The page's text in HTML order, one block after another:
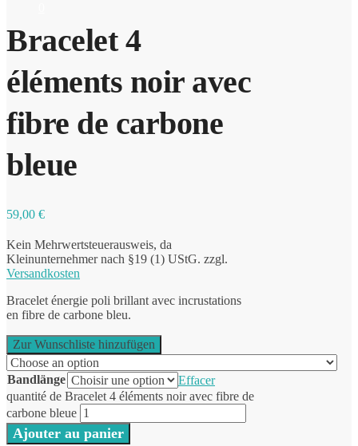
Bracelet 4
éléments noir avec
fibre de carbone
bleue
59,00 €
Kein Mehrwertsteuerausweis, da
Kleinunternehmer nach §19 (1) UStG. zzgl.
Versandkosten
Bracelet énergie poli brillant avec incrustations
en fibre de carbone bleu.
Zur Wunschliste hinzufügen
Bandlänge
Effacer
quantité de Bracelet 4 éléments noir avec fibre de
carbone bleue
Ajouter au panier